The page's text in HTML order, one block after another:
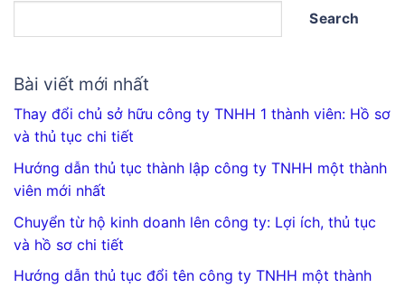
Search
Bài viết mới nhất
Thay đổi chủ sở hữu công ty TNHH 1 thành viên: Hồ sơ
và thủ tục chi tiết
Hướng dẫn thủ tục thành lập công ty TNHH một thành
viên mới nhất
Chuyển từ hộ kinh doanh lên công ty: Lợi ích, thủ tục
và hồ sơ chi tiết
Hướng dẫn thủ tục đổi tên công ty TNHH một thành